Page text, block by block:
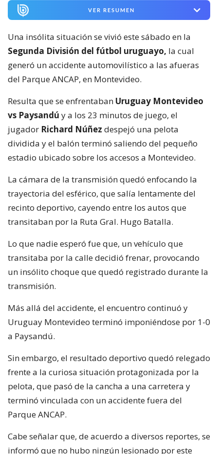
VER RESUMEN
Una insólita situación se vivió este sábado en la
Segunda División del fútbol uruguayo, la cual
generó un accidente automovilístico a las afueras
del Parque ANCAP, en Montevideo.
Resulta que se enfrentaban Uruguay Montevideo
vs Paysandú y a los 23 minutos de juego, el
jugador Richard Núñez despejó una pelota
dividida y el balón terminó saliendo del pequeño
estadio ubicado sobre los accesos a Montevideo.
La cámara de la transmisión quedó enfocando la
trayectoria del esférico, que salía lentamente del
recinto deportivo, cayendo entre los autos que
transitaban por la Ruta Gral. Hugo Batalla.
Lo que nadie esperó fue que, un vehículo que
transitaba por la calle decidió frenar, provocando
un insólito choque que quedó registrado durante la
transmisión.
Más allá del accidente, el encuentro continuó y
Uruguay Montevideo terminó imponiéndose por 1-0
a Paysandú.
Sin embargo, el resultado deportivo quedó relegado
frente a la curiosa situación protagonizada por la
pelota, que pasó de la cancha a una carretera y
terminó vinculada con un accidente fuera del
Parque ANCAP.
Cabe señalar que, de acuerdo a diversos reportes, se
informó que no hubo ningún lesionado por este